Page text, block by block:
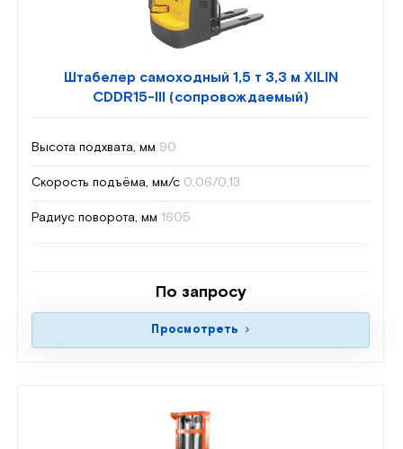
Штабелер самоходный 1,5 т 3,3 м XILIN
CDDR15-III (сопровождаемый)
Высота подхвата, мм 90
Скорость подъёма, мм/с 0,06/0,13
Радиус поворота, мм 1605
По запросу
Просмотреть